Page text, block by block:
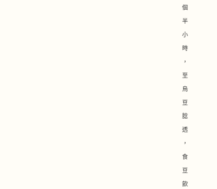
個
半
小
時
，
至
烏
豆
腍
透
，
食
豆
飲